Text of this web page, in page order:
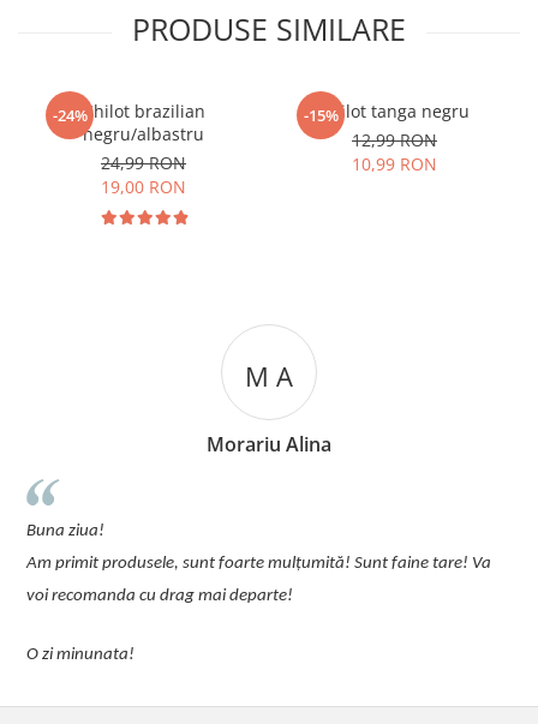
PRODUSE SIMILARE
-24%Chilot brazilian
negru/albastru
24,99 RON
19,00 RON
-15%Chilot tanga negru
12,99 RON
10,99 RON
M A
Morariu Alina
Buna ziua!
Am primit produsele, sunt foarte mulțumită! Sunt faine tare! Va
voi recomanda cu drag mai departe!
O zi minunata!